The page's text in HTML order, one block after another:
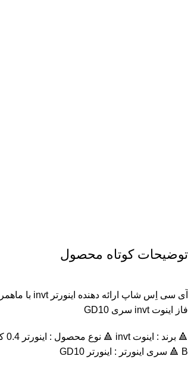
توضیحات کوتاه محصول
فاز اینوت invt سری GD10
B 🔺 سری اینورتر : اينورتر GD10